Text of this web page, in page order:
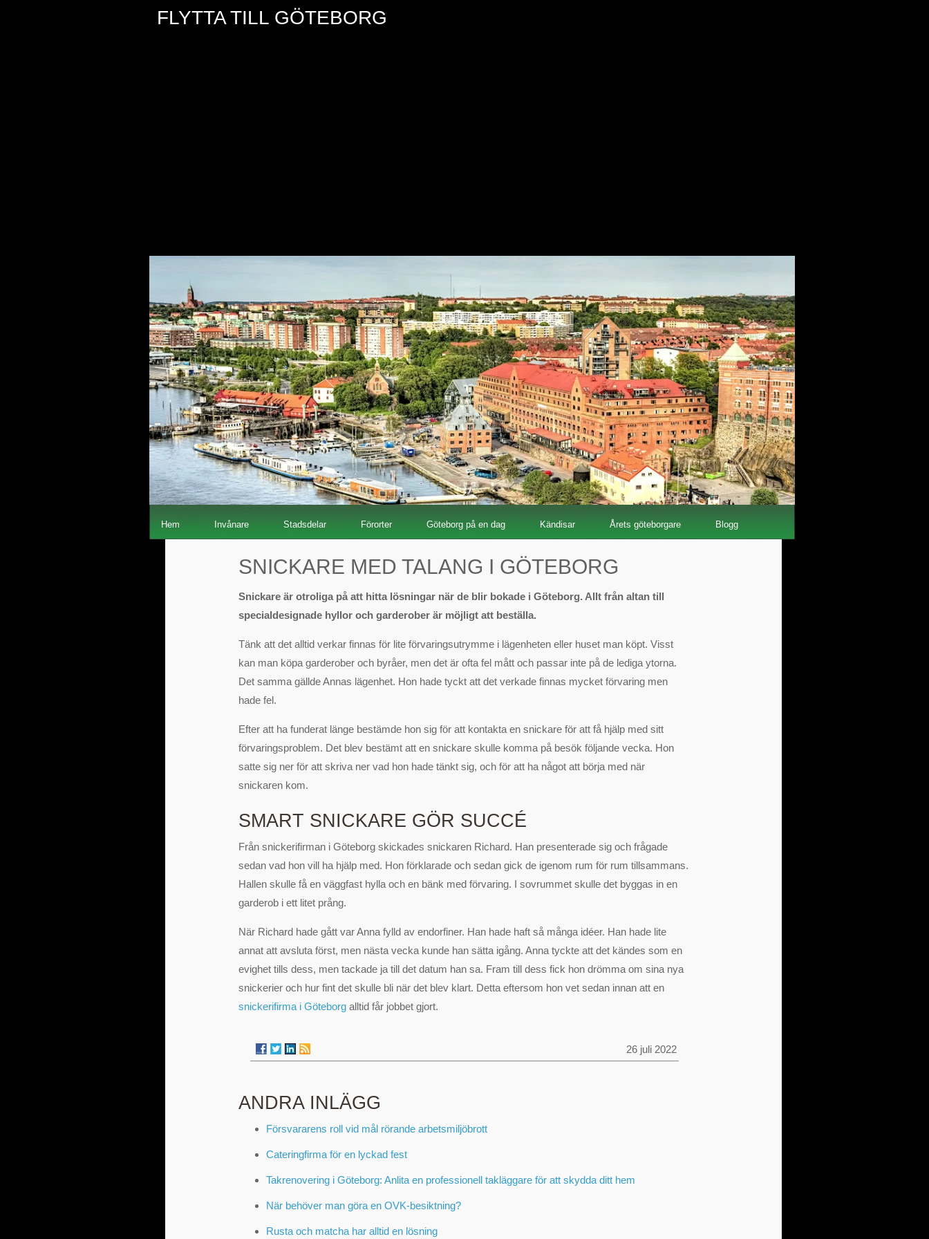
FLYTTA TILL GÖTEBORG
Hem Invånare Stadsdelar Förorter Göteborg på en dag Kändisar Årets göteborgare Blogg
SNICKARE MED TALANG I GÖTEBORG
Snickare är otroliga på att hitta lösningar när de blir bokade i Göteborg. Allt från altan till
specialdesignade hyllor och garderober är möjligt att beställa.
Tänk att det alltid verkar finnas för lite förvaringsutrymme i lägenheten eller huset man köpt. Visst
kan man köpa garderober och byråer, men det är ofta fel mått och passar inte på de lediga ytorna.
Det samma gällde Annas lägenhet. Hon hade tyckt att det verkade finnas mycket förvaring men
hade fel.
Efter att ha funderat länge bestämde hon sig för att kontakta en snickare för att få hjälp med sitt
förvaringsproblem. Det blev bestämt att en snickare skulle komma på besök följande vecka. Hon
satte sig ner för att skriva ner vad hon hade tänkt sig, och för att ha något att börja med när
snickaren kom.
SMART SNICKARE GÖR SUCCÉ
Från snickerifirman i Göteborg skickades snickaren Richard. Han presenterade sig och frågade
sedan vad hon vill ha hjälp med. Hon förklarade och sedan gick de igenom rum för rum tillsammans.
Hallen skulle få en väggfast hylla och en bänk med förvaring. I sovrummet skulle det byggas in en
garderob i ett litet prång.
När Richard hade gått var Anna fylld av endorfiner. Han hade haft så många idéer. Han hade lite
annat att avsluta först, men nästa vecka kunde han sätta igång. Anna tyckte att det kändes som en
evighet tills dess, men tackade ja till det datum han sa. Fram till dess fick hon drömma om sina nya
snickerier och hur fint det skulle bli när det blev klart. Detta eftersom hon vet sedan innan att en
snickerifirma i Göteborg alltid får jobbet gjort.
26 juli 2022
ANDRA INLÄGG
Försvararens roll vid mål rörande arbetsmiljöbrott
Cateringfirma för en lyckad fest
Takrenovering i Göteborg: Anlita en professionell takläggare för att skydda ditt hem
När behöver man göra en OVK-besiktning?
Rusta och matcha har alltid en lösning